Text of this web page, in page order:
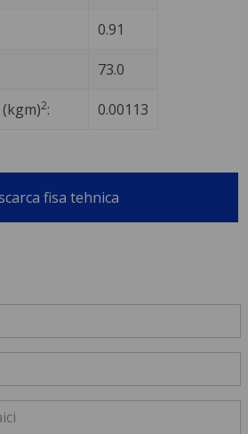
0.91
73.0
2: 0.00113
fisa tehnica